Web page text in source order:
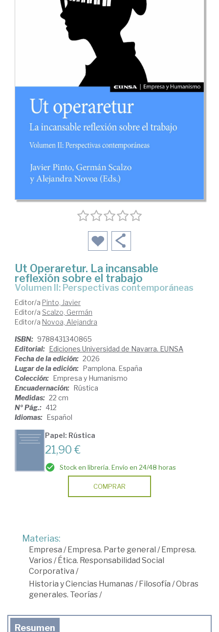
Ut Operaretur. La incansable
reflexión sobre el trabajo
Volumen II: Perspectivas contemporáneas
Editor/a Pinto, Javier
Editor/a Scalzo, Germán
Editor/a Novoa, Alejandra
ISBN: 9788431340865
Editorial: Ediciones Universidad de Navarra. EUNSA
Fecha de la edición: 2026
Lugar de la edición: Pamplona. España
Colección: Empresa y Humanismo
Encuadernación: Rústica
Medidas: 22 cm
Nº Pág.: 412
Idiomas: Español
Papel: Rústica
21,90 €
Stock en librería. Envío en 24/48 horas
COMPRAR
Materias:
Empresa / Empresa. Parte general / Empresa.
Varios/ Ética. Responsabilidad Social
Corporativa /
Historia y Ciencias Humanas/ Filosofía /Obras
generales. Teorías/
Resumen